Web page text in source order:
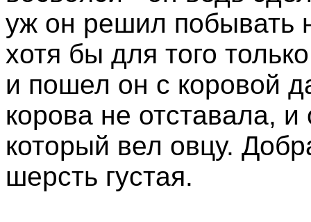
уж он решил побывать
хотя бы для того
и пошел он с коровой
корова не отставала,
который вел овцу.
шерсть густая.